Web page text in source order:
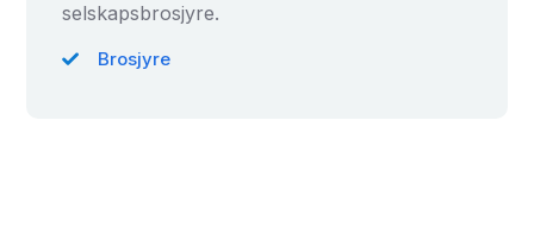
selskapsbrosjyre.
Brosjyre